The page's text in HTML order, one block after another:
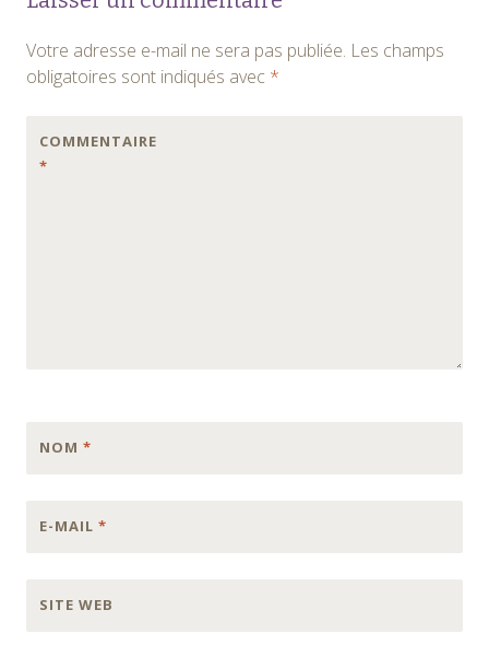
Votre adresse e-mail ne sera pas publiée. Les champs
obligatoires sont indiqués avec *
COMMENTAIRE
*
NOM *
E-MAIL *
SITE WEB